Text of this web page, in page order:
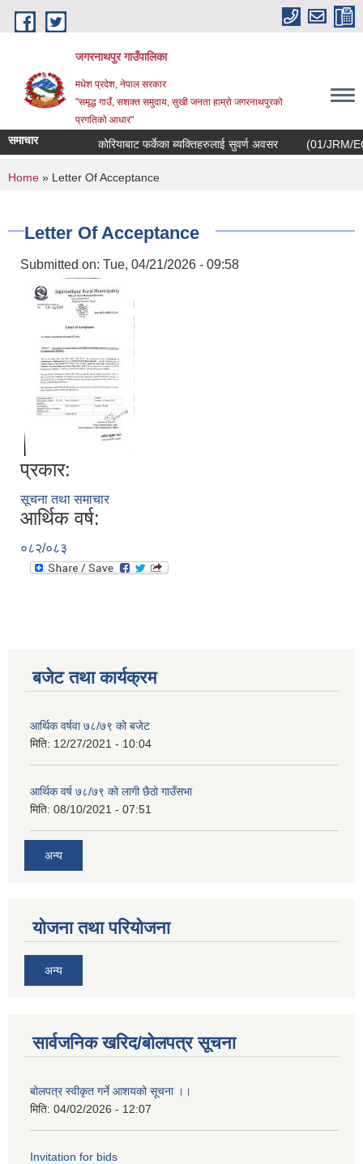
Skip to main content
जगरनाथपुर गाउँपालिका
मधेश प्रदेश, नेपाल सरकार
"समृद्ध गाउँ, सशक्त समुदाय, सुखी जनता हाम्रो जगरनाथपुरको
प्रगतिको आधार"
समाचार कोरियाबाट फर्केका ब्यक्तिहरुलाई सुवर्ण अवसर (01/JRM/EOI/
You are here
Home » Letter Of Acceptance
Letter Of Acceptance
Submitted on: Tue, 04/21/2026 - 09:58
प्रकार:
सूचना तथा समाचार
आर्थिक वर्ष:
०८२/०८३
बजेट तथा कार्यक्रम
आर्थिक वर्षवा ७८/७९ को बजेट
मिति: 12/27/2021 - 10:04
आर्थिक वर्ष ७८/७९ को लागी छैठो गाउँसभा
मिति: 08/10/2021 - 07:51
अन्य
योजना तथा परियोजना
अन्य
सार्वजनिक खरिद/बोलपत्र सूचना
बोलपत्र स्वीकृत गर्ने आशयको सूचना ।।
मिति: 04/02/2026 - 12:07
Invitation for bids